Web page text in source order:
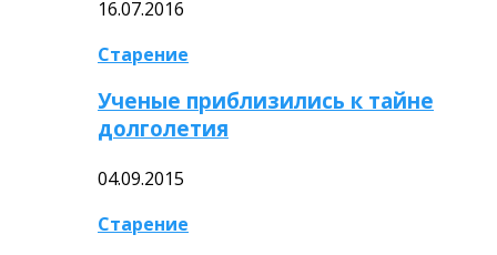
16.07.2016
Старение
Ученые приблизились к тайне
долголетия
04.09.2015
Старение